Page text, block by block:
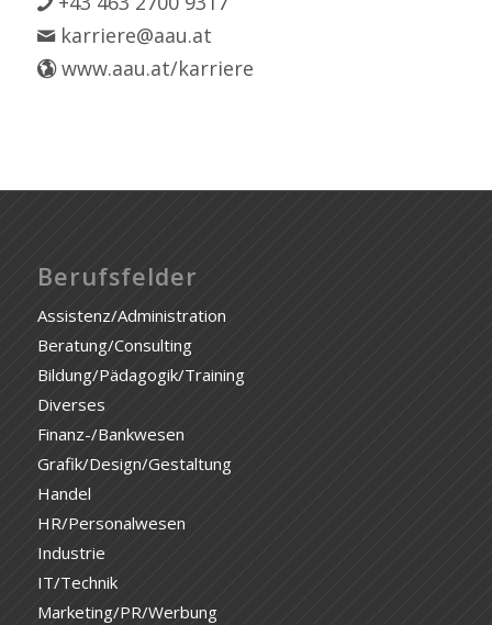
karriere@aau.at
www.aau.at/karriere
Berufsfelder
Assistenz/Administration
Beratung/Consulting
Bildung/Pädagogik/Training
Diverses
Finanz-/Bankwesen
Grafik/Design/Gestaltung
Handel
HR/Personalwesen
Industrie
IT/Technik
Marketing/PR/Werbung